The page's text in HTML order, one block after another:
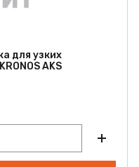
для узких
AKS